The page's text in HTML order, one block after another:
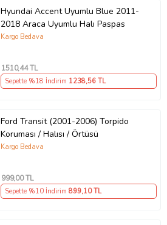
Hyundai Accent Uyumlu Blue 2011-
2018 Araca Uyumlu Halı Paspas
Kargo Bedava
1510,44 TL
Sepette %18 İndirim 1238,56 TL
Ford Transit (2001-2006) Torpido
Koruması / Halısı / Örtüsü
Kargo Bedava
999,00 TL
Sepette %10 İndirim 899,10 TL